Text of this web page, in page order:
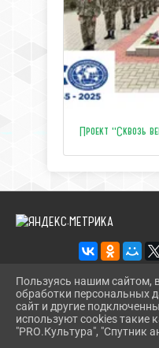
Проект "Сквозь
2026 Г.
ВХОД
КАРТА САЙТА
Пользуясь нашим сайтом,
обработки персональных
сайт и другие
используют cookies такие
"PRO.Культура", "Спутник